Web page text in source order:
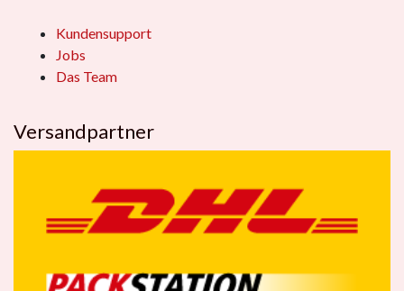
Kundensupport
Jobs
Das Team
Versandpartner